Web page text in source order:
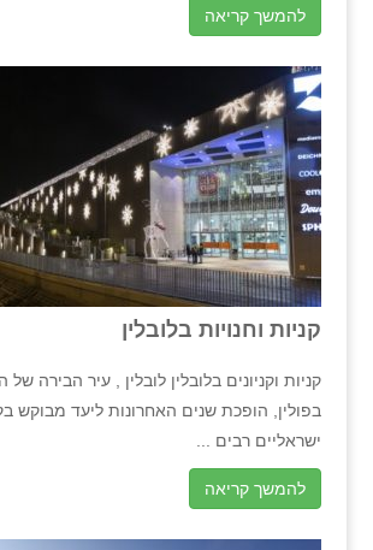
להמשך קריאה
קניות וחנויות בלובלין
קניות וקניונים בלובלין לובלין , עיר הבירה של
בפולין, הופכת שנים האחרונות ליעד מבוקש
ישראליים רבים ...
להמשך קריאה